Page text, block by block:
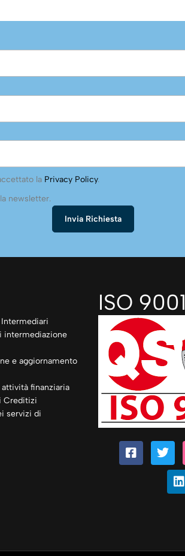
la Privacy Policy.
newsletter.
Intermediari
intermediazione
e aggiornamento
finanziaria
Creditizi
servizi di
ISO 9001